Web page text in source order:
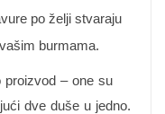
po želji stvaraju
burmama.
– one su
dve duše u jedno.